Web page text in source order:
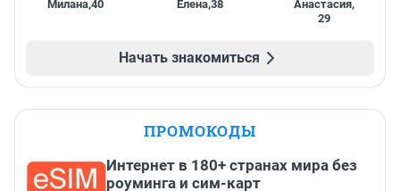
Милана,40 Елена,38 Анастасия,
29
Начать знакомиться
ПРОМОКОДЫ
Интернет в 180+ странах мира без
роуминга и сим-карт